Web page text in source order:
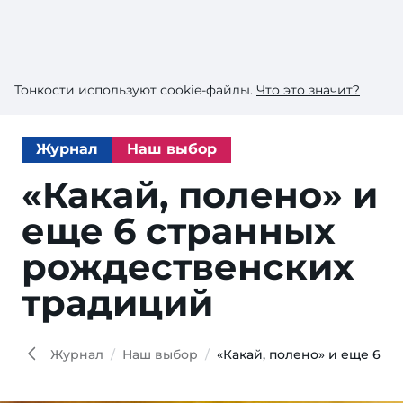
Тонкости используют сookie-файлы. Что это значит?
Журнал Наш выбор
«Какай, полено» и
еще 6 странных
рождественских
традиций
Журнал Наш выбор «Какай, полено» и еще 6